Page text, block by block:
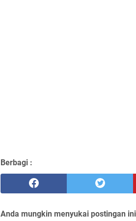
Berbagi :
Anda mungkin menyukai postingan